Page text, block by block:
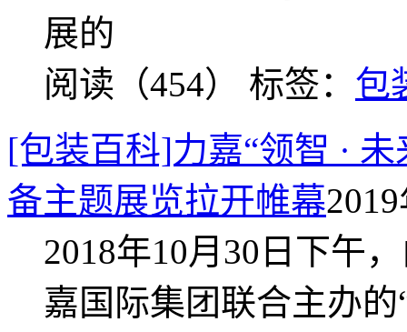
展的
阅读（454） 标签： 包
[包装百科]力嘉“领智 ·
备主题展览拉开帷幕
2018年10月30日下午
嘉国际集团联合主办的